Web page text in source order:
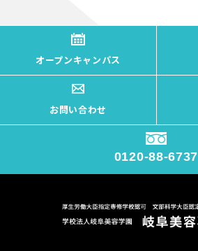
オープンキャンパス
お問い合わせ
0120-88-6737